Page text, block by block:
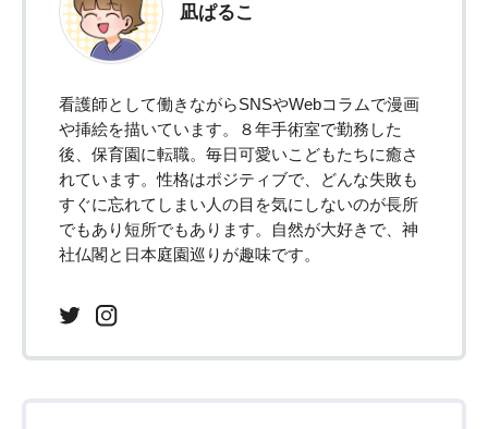
凪ぱるこ
看護師として働きながらSNSやWebコラムで漫画
や挿絵を描いています。８年手術室で勤務した
後、保育園に転職。毎日可愛いこどもたちに癒さ
れています。性格はポジティブで、どんな失敗も
すぐに忘れてしまい人の目を気にしないのが長所
でもあり短所でもあります。自然が大好きで、神
社仏閣と日本庭園巡りが趣味です。